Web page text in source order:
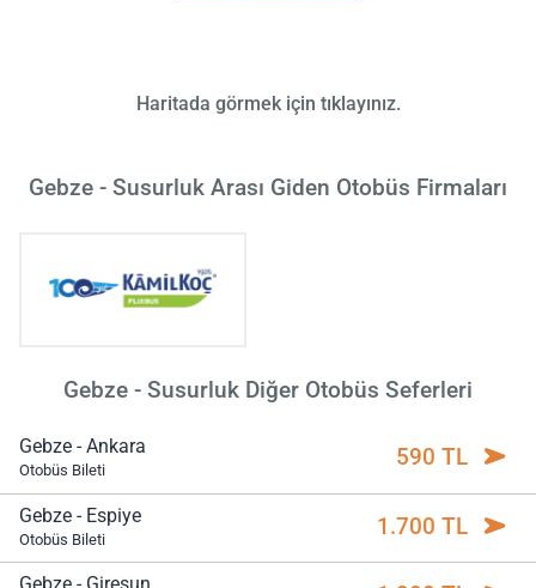
Haritada görmek için tıklayınız.
Gebze - Susurluk Arası Giden Otobüs Firmaları
Gebze - Susurluk Diğer Otobüs Seferleri
Gebze - Ankara
Otobüs Bileti 590 TL
Gebze - Espiye
Otobüs Bileti 1.700 TL